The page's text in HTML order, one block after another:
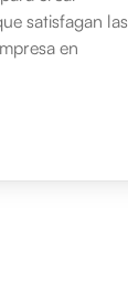
satisfagan las
en